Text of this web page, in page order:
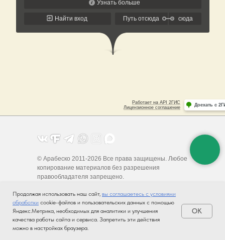
Продолжая использовать наш сайт, вы соглашаетесь с условиями
обработки cookie-файлов и пользовательских данных с помощью
Яндекс.Метрика, необходимых для аналитики и улучшения
качества работы сайта и сервиса. Запретить эти действия
можно в настройках браузера.
OK
© Арабеско 2011-2026 Все права защищены. Любое
копирование материалов без разрешения
правообладателя запрещено.
Карта сайта
Обращаем ваше внимание на то, что данный интернет-сайт носит
исключительно информационный характер и ни при каких условиях
не является публичной офертой, определяемой положениями Статьи
437 (2) Гражданского кодекса Российской Федерации. Для